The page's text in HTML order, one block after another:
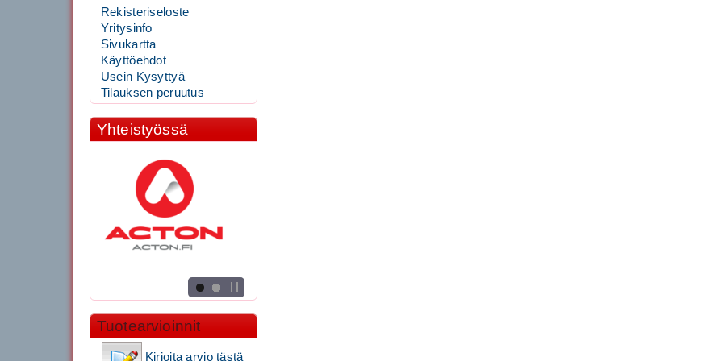
Rekisteriseloste
Yritysinfo
Sivukartta
Käyttöehdot
Usein Kysyttyä
Tilauksen peruutus
Yhteistyössä
Tuotearvioinnit
Kirjoita arvio tästä